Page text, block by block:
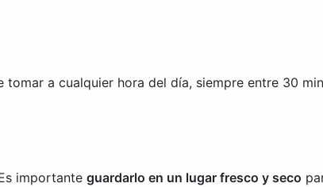
a cualquier hora del día, siempre entre 30
importante guardarlo en un lugar fresco y seco